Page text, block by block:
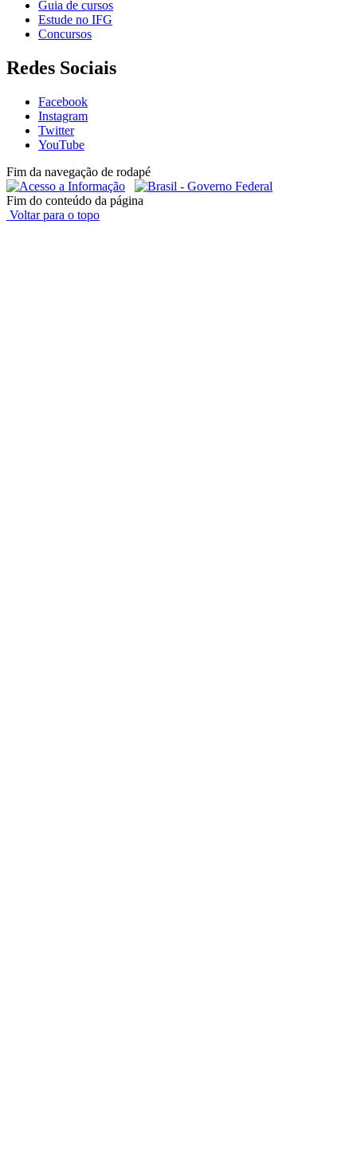
Guia de cursos
Estude no IFG
Concursos
Redes Sociais
Facebook
Instagram
Twitter
YouTube
Fim da navegação de rodapé
Fim do conteúdo da página
Voltar para o topo